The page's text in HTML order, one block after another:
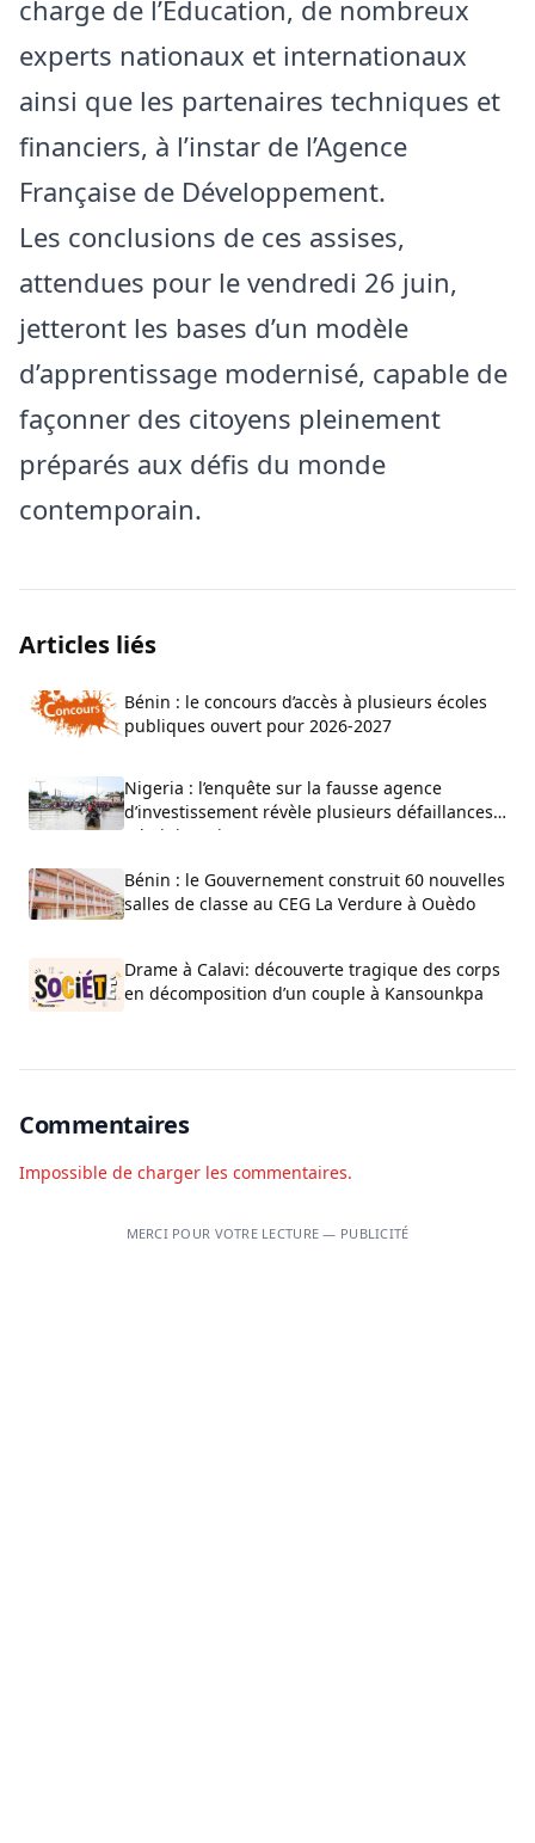
charge de l’Éducation, de nombreux
experts nationaux et internationaux
ainsi que les partenaires techniques et
financiers, à l’instar de l’Agence
Française de Développement.
Les conclusions de ces assises,
attendues pour le vendredi 26 juin,
jetteront les bases d’un modèle
d’apprentissage modernisé, capable de
façonner des citoyens pleinement
préparés aux défis du monde
contemporain.
Articles liés
Bénin : le concours d’accès à plusieurs écoles
publiques ouvert pour 2026-2027
Nigeria : l’enquête sur la fausse agence
d’investissement révèle plusieurs défaillances
administratives
Bénin : le Gouvernement construit 60 nouvelles
salles de classe au CEG La Verdure à Ouèdo
Drame à Calavi: découverte tragique des corps
en décomposition d’un couple à Kansounkpa
Commentaires
Impossible de charger les commentaires.
MERCI POUR VOTRE LECTURE — PUBLICITÉ